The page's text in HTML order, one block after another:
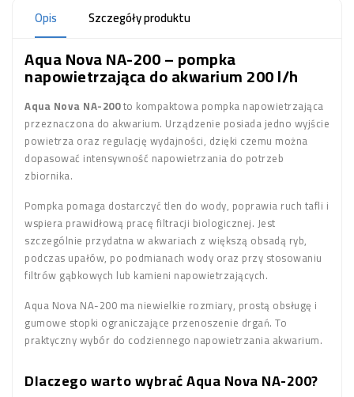
Opis Szczegóły produktu
Aqua Nova NA-200 – pompka
napowietrzająca do akwarium 200 l/h
Aqua Nova NA-200to kompaktowa pompka napowietrzająca
przeznaczona do akwarium. Urządzenie posiada jedno wyjście
powietrza oraz regulację wydajności, dzięki czemu można
dopasować intensywność napowietrzania do potrzeb
zbiornika.
Pompka pomaga dostarczyć tlen do wody, poprawia ruch tafli i
wspiera prawidłową pracę filtracji biologicznej. Jest
szczególnie przydatna w akwariach z większą obsadą ryb,
podczas upałów, po podmianach wody oraz przy stosowaniu
filtrów gąbkowych lub kamieni napowietrzających.
Aqua Nova NA-200 ma niewielkie rozmiary, prostą obsługę i
gumowe stopki ograniczające przenoszenie drgań. To
praktyczny wybór do codziennego napowietrzania akwarium.
Dlaczego warto wybrać Aqua Nova NA-200?